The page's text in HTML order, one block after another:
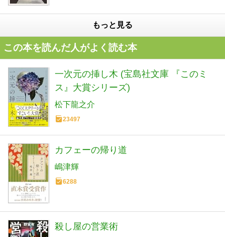
もっと見る
この本を読んだ人がよく読む本
一次元の挿し木 (宝島社文庫 『このミ
ス』大賞シリーズ)
松下龍之介
23497
カフェーの帰り道
嶋津輝
6288
殺し屋の営業術